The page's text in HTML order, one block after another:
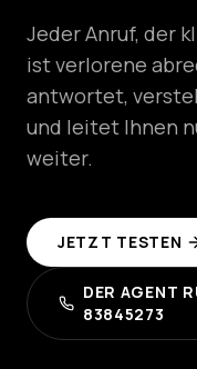
Self-
Agenten
erstellen
Managerte
Plattform
BRANCHEN
Gesundheit &
WELLNESS
Jeder Anruf, der
ist verlorene
antwortet,
und leitet Ihnen
weiter.
JETZT TESTEN
DER AGENT
83845273